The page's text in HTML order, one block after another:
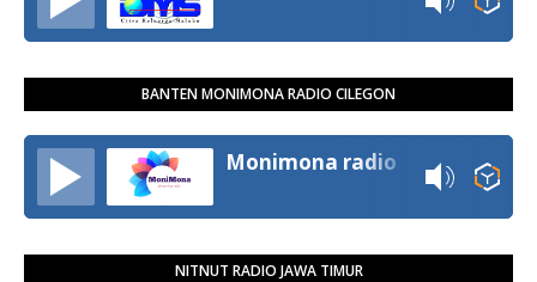
BANTEN MONIMONA RADIO CILEGON
Monimona radio
NITNUT RADIO JAWA TIMUR